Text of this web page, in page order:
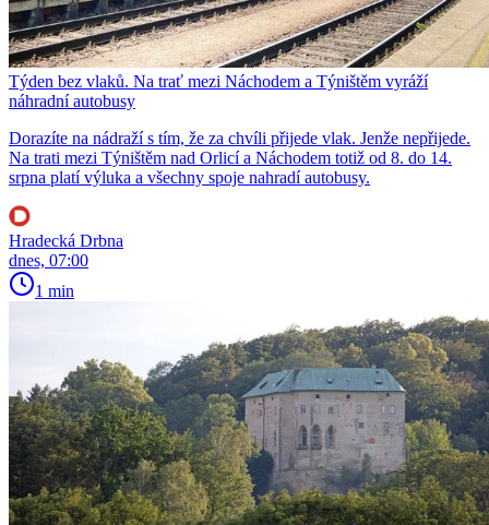
Týden bez vlaků. Na trať mezi Náchodem a Týništěm vyráží
náhradní autobusy
Dorazíte na nádraží s tím, že za chvíli přijede vlak. Jenže nepřijede.
Na trati mezi Týništěm nad Orlicí a Náchodem totiž od 8. do 14.
srpna platí výluka a všechny spoje nahradí autobusy.
Hradecká Drbna
dnes, 07:00
1 min